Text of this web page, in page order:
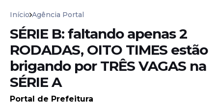
Início Agência Portal
SÉRIE B: faltando apenas 2
RODADAS, OITO TIMES estão
brigando por TRÊS VAGAS na
SÉRIE A
Portal de Prefeitura